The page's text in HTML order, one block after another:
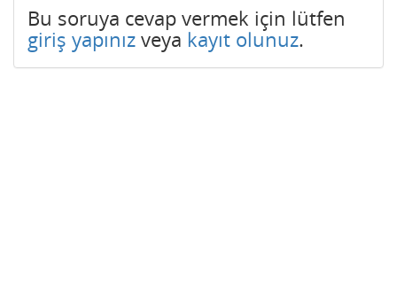
Bu soruya cevap vermek için lütfen
giriş yapınız veya kayıt olunuz.